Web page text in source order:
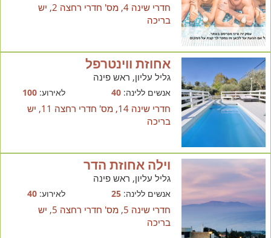
חדרי שינה 4, מס' חדרי רחצה 2, יש
בריכה
אחוזת ווינטרפל
גליל עליון, ראש פינה
אנשים ללינה:40 לאירוע:100
חדרי שינה 14, מס' חדרי רחצה 11, יש
בריכה
וילה אחוזת הדר
גליל עליון, ראש פינה
אנשים ללינה:25 לאירוע:40
חדרי שינה 5, מס' חדרי רחצה 5, יש
בריכה